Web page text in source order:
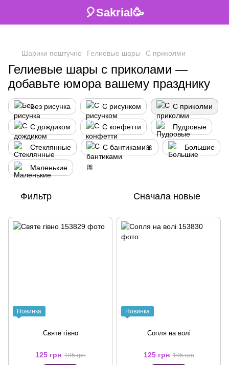
🎈Sakrial🥳
Шарики поштучно Гелиевые шары С приколми
Гелиевые шары с приколами —
добавьте юмора вашему празднику
Без рисунка С рисунком С приколми
С дождиком С конфетти Пудровые
Стеклянные С бантиками🎀 Большие
Маленькие
Фильтр Сначала новые
Новинка
Святе гівно
125 грн 195 грн
Новинка
Сопля на волі
125 грн 195 грн